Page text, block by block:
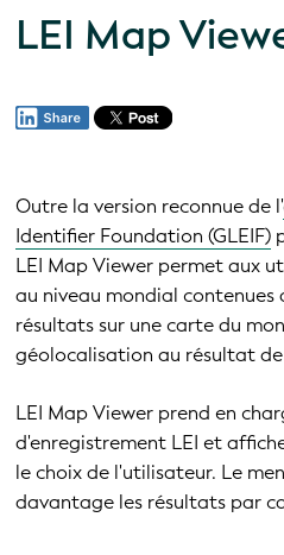
LEI Map
Outre la version reconnue de l'
Identifier Foundation (GLEIF)
LEI Map Viewer permet aux
au niveau mondial contenues
résultats sur une carte du
géolocalisation au résultat de
LEI Map Viewer prend en
d'enregistrement LEI et
le choix de l'utilisateur. Le
davantage les résultats par